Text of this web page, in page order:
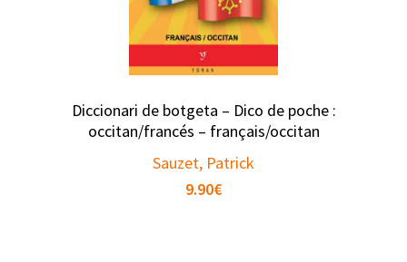
Diccionari de botgeta – Dico de poche :
occitan/francés – français/occitan
Sauzet, Patrick
9.90€